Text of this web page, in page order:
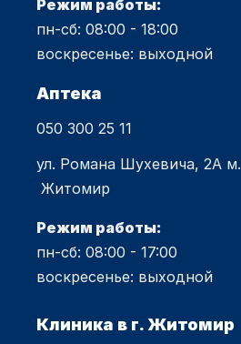
Режим работы:
пн-сб: 08:00 - 18:00
воскресенье: выходной
Аптека
050 300 25 11
ул. Романа Шухевича, 2А м.
Житомир
Режим работы:
пн-сб: 08:00 - 17:00
воскресенье: выходной
Клиника в г. Житомир